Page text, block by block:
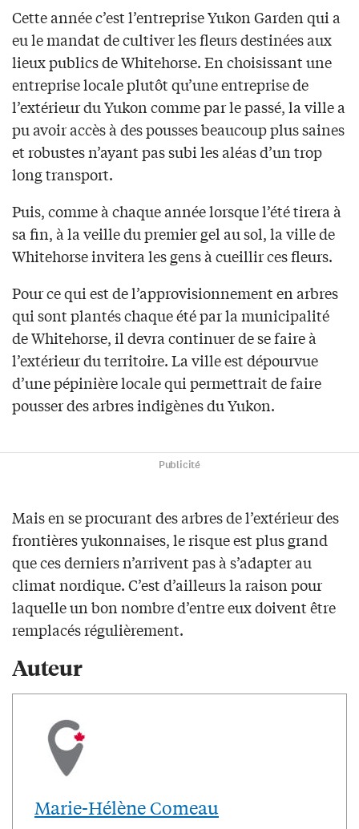
Cette année c’est l’entreprise Yukon Garden qui a
eu le mandat de cultiver les fleurs destinées aux
lieux publics de Whitehorse. En choisissant une
entreprise locale plutôt qu’une entreprise de
l’extérieur du Yukon comme par le passé, la ville a
pu avoir accès à des pousses beaucoup plus saines
et robustes n’ayant pas subi les aléas d’un trop
long transport.
Puis, comme à chaque année lorsque l’été tirera à
sa fin, à la veille du premier gel au sol, la ville de
Whitehorse invitera les gens à cueillir ces fleurs.
Pour ce qui est de l’approvisionnement en arbres
qui sont plantés chaque été par la municipalité
de Whitehorse, il devra continuer de se faire à
l’extérieur du territoire. La ville est dépourvue
d’une pépinière locale qui permettrait de faire
pousser des arbres indigènes du Yukon.
Publicité
Mais en se procurant des arbres de l’extérieur des
frontières yukonnaises, le risque est plus grand
que ces derniers n’arrivent pas à s’adapter au
climat nordique. C’est d’ailleurs la raison pour
laquelle un bon nombre d’entre eux doivent être
remplacés régulièrement.
Auteur
Marie-Hélène Comeau